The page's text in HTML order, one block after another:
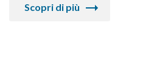
Scopri di più